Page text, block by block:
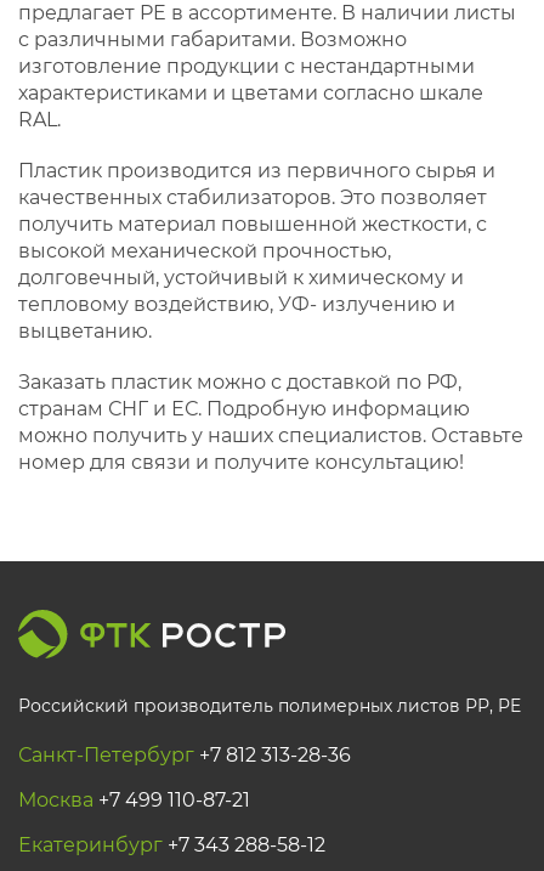
предлагает PE в ассортименте. В наличии листы
с различными габаритами. Возможно
изготовление продукции с нестандартными
характеристиками и цветами согласно шкале
RAL.
Пластик производится из первичного сырья и
качественных стабилизаторов. Это позволяет
получить материал повышенной жесткости, с
высокой механической прочностью,
долговечный, устойчивый к химическому и
тепловому воздействию, УФ- излучению и
выцветанию.
Заказать пластик можно с доставкой по РФ,
странам СНГ и ЕС. Подробную информацию
можно получить у наших специалистов. Оставьте
номер для связи и получите консультацию!
Российский производитель полимерных листов РР, PE
Санкт-Петербург +7 812 313-28-36
Москва +7 499 110-87-21
Екатеринбург +7 343 288-58-12